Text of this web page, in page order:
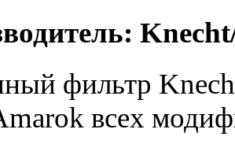
фильтр
всех